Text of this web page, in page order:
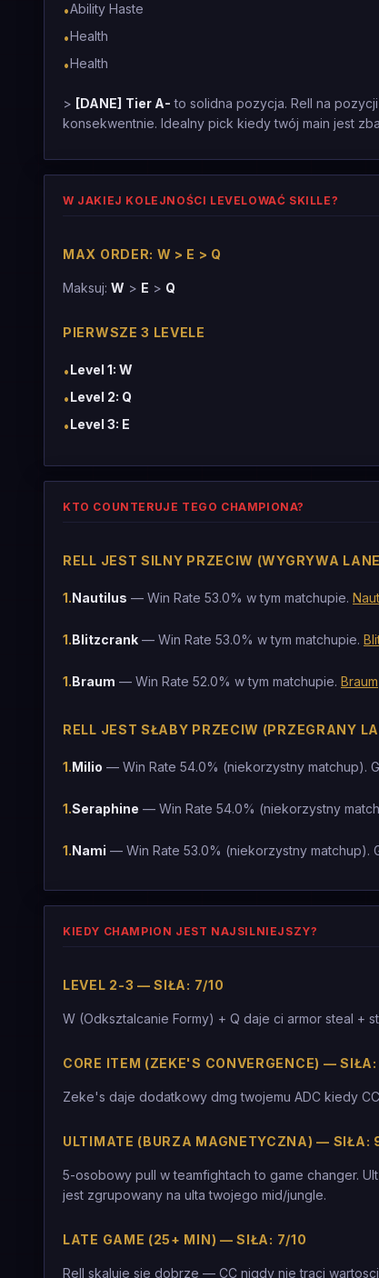
•Ability Haste
•Health
•Health
> [DANE] Tier A- to solidna pozycja. Rell na
konsekwentnie. Idealny pick kiedy twój main jest
W JAKIEJ KOLEJNOŚCI LEVELOWAĆ SKILLE?
MAX ORDER: W > E > Q
Maksuj: W > E > Q
PIERWSZE 3 LEVELE
•Level 1: W
•Level 2: Q
•Level 3: E
KTO COUNTERUJE TEGO CHAMPIONA?
RELL JEST SILNY PRZECIW (WYGRYWA
1.Nautilus — Win Rate 53.0% w tym matchupie.
1.Blitzcrank — Win Rate 53.0% w tym matchupie.
1.Braum — Win Rate 52.0% w tym matchupie. Braum
RELL JEST SŁABY PRZECIW (PRZEGRANY
1.Milio — Win Rate 54.0% (niekorzystny matchup).
1.Seraphine — Win Rate 54.0% (niekorzystny
1.Nami — Win Rate 53.0% (niekorzystny matchup).
KIEDY CHAMPION JEST NAJSILNIEJSZY?
LEVEL 2-3 — SIŁA: 7/10
W (Odksztalcanie Formy) + Q daje ci armor steal +
CORE ITEM (ZEKE'S CONVERGENCE) — SIŁA:
Zeke's daje dodatkowy dmg twojemu ADC kiedy
ULTIMATE (BURZA MAGNETYCZNA) — SIŁA:
5-osobowy pull w teamfightach to game changer.
jest zgrupowany na ulta twojego mid/jungle.
LATE GAME (25+ MIN) — SIŁA: 7/10
Rell skaluje sie dobrze — CC nigdy nie traci